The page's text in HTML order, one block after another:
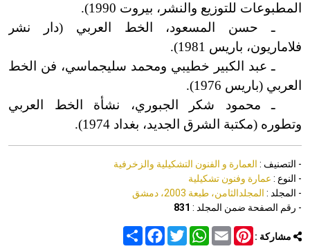
المطبوعات للتوزيع والنشر، بيروت 1990).
ـ حسن المسعود، الخط العربي (دار نشر
فلاماريون، باريس 1981).
ـ عبد الكبير خطيبي ومحمد سليجماسي، فن الخط
العربي (باريس 1976).
ـ محمود شكر الجبوري، نشأة الخط العربي
وتطوره (مكتبة الشرق الجديد، بغداد 1974).
- التصنيف : العمارة و الفنون التشكيلية والزخرفية
- النوع : عمارة وفنون تشكيلية
- المجلد : المجلدالثامن، طبعة 2003، دمشق
- رقم الصفحة ضمن المجلد : 831
مشاركة : Share
FacebookTwitter
WhatsAppEmail
Pinterest